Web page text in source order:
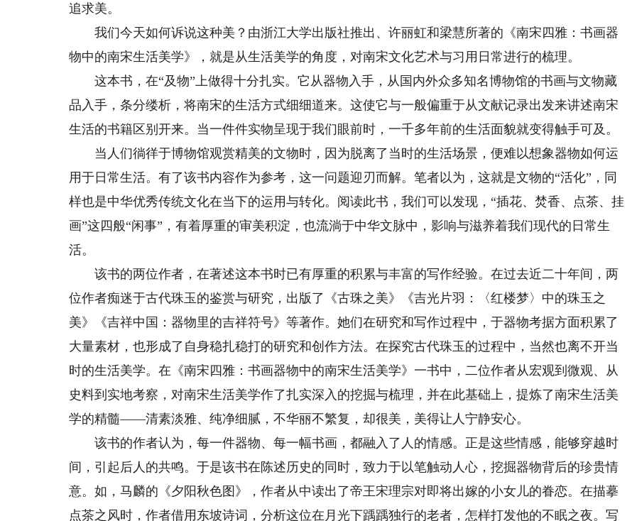
追求美。
我们今天如何诉说这种美？由浙江大学出版社推出、许丽虹和梁慧所著的《南宋四雅：书画器
物中的南宋生活美学》，就是从生活美学的角度，对南宋文化艺术与习用日常进行的梳理。
这本书，在“及物”上做得十分扎实。它从器物入手，从国内外众多知名博物馆的书画与文物藏
品入手，条分缕析，将南宋的生活方式细细道来。这使它与一般偏重于从文献记录出发来讲述南宋
生活的书籍区别开来。当一件件实物呈现于我们眼前时，一千多年前的生活面貌就变得触手可及。
当人们徜徉于博物馆观赏精美的文物时，因为脱离了当时的生活场景，便难以想象器物如何运
用于日常生活。有了该书内容作为参考，这一问题迎刃而解。笔者以为，这就是文物的“活化”，同
样也是中华优秀传统文化在当下的运用与转化。阅读此书，我们可以发现，“插花、焚香、点茶、挂
画”这四般“闲事”，有着厚重的审美积淀，也流淌于中华文脉中，影响与滋养着我们现代的日常生
活。
该书的两位作者，在著述这本书时已有厚重的积累与丰富的写作经验。在过去近二十年间，两
位作者痴迷于古代珠玉的鉴赏与研究，出版了《古珠之美》《吉光片羽：〈红楼梦〉中的珠玉之
美》《吉祥中国：器物里的吉祥符号》等著作。她们在研究和写作过程中，于器物考据方面积累了
大量素材，也形成了自身稳扎稳打的研究和创作方法。在探究古代珠玉的过程中，当然也离不开当
时的生活美学。在《南宋四雅：书画器物中的南宋生活美学》一书中，二位作者从宏观到微观、从
史料到实地考察，对南宋生活美学作了扎实深入的挖掘与梳理，并在此基础上，提炼了南宋生活美
学的精髓——清素淡雅、纯净细腻，不华丽不繁复，却很美，美得让人宁静安心。
该书的作者认为，每一件器物、每一幅书画，都融入了人的情感。正是这些情感，能够穿越时
间，引起后人的共鸣。于是该书在陈述历史的同时，致力于以笔触动人心，挖掘器物背后的珍贵情
意。如，马麟的《夕阳秋色图》，作者从中读出了帝王宋理宗对即将出嫁的小女儿的眷恋。在描摹
点茶之风时，作者借用东坡诗词，分析这位在月光下踽踽独行的老者，怎样打发他的不眠之夜。写